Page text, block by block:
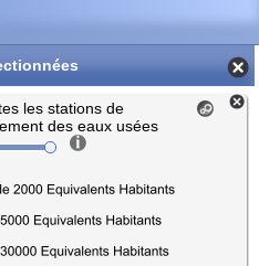
les stations de
des eaux usées